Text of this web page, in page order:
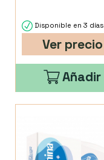
Disponible en 3 días
Ver precio
Añadir